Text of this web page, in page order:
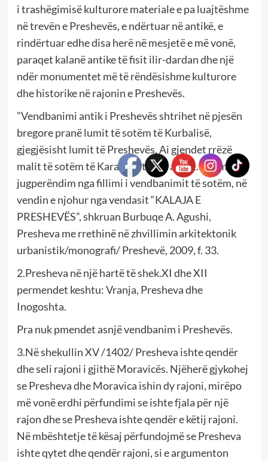
i trashëgimisë kulturore materiale e pa luajtëshme
në trevën e Preshevës, e ndërtuar në antikë, e
rindërtuar edhe disa herë në mesjetë e më vonë,
paraqet kalanë antike të fisit ilir-dardan dhe një
ndër monumentet më të rëndësishme kulturore
dhe historike në rajonin e Preshevës.
”Vendbanimi antik i Preshevës shtrihet në pjesën
bregore pranë lumit të sotëm të Kurbalisë,
gjegjësisht lumit të Preshevës. Ai gjendet rrëzë
malit të sotëm të Karadakut diku afër 1.500 m në
jugperëndim nga fillimi i vendbanimit të sotëm, në
vendin e njohur nga vendasit “KALAJA E
PRESHEVËS”, shkruan Burbuqe A. Agushi,
Presheva me rrethinë në zhvillimin arkitektonik
urbanistik/monografi/ Preshevë, 2009, f. 33.
2.Presheva në një hartë të shek.XI dhe XII
permendet keshtu: Vranja, Presheva dhe
Inogoshta.
Pra nuk pmendet asnjë vendbanim i Preshevës.
3.Në shekullin XV /1402/ Presheva ishte qendër
dhe seli rajoni i gjithë Moravicës. Njëherë gjykohej
se Presheva dhe Moravica ishin dy rajoni, mirëpo
më vonë erdhi përfundimi se ishte fjala për një
rajon dhe se Presheva ishte qendër e këtij rajoni.
Në mbështetje të kësaj përfundojmë se Presheva
ishte qytet dhe qendër rajoni, si e argumenton